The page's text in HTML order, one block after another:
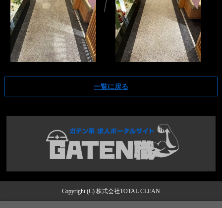
一覧に戻る
Copyright (C) 株式会社TOTAL CLEAN